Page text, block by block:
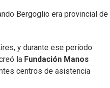
Bergoglio era provincial de
y durante ese período
la Fundación Manos
centros de asistencia